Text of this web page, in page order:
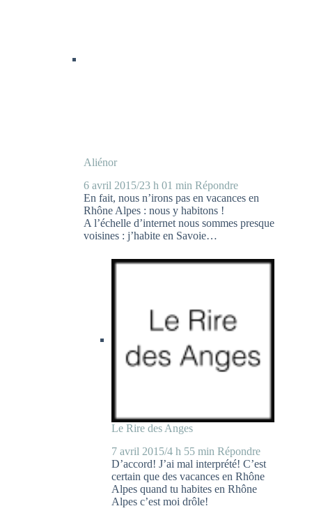
Aliénor
6 avril 2015/23 h 01 min Répondre
En fait, nous n’irons pas en vacances en
Rhône Alpes : nous y habitons !
A l’échelle d’internet nous sommes presque
voisines : j’habite en Savoie…
Le Rire des Anges
7 avril 2015/4 h 55 min Répondre
D’accord! J’ai mal interprété! C’est
certain que des vacances en Rhône
Alpes quand tu habites en Rhône
Alpes c’est moi drôle!